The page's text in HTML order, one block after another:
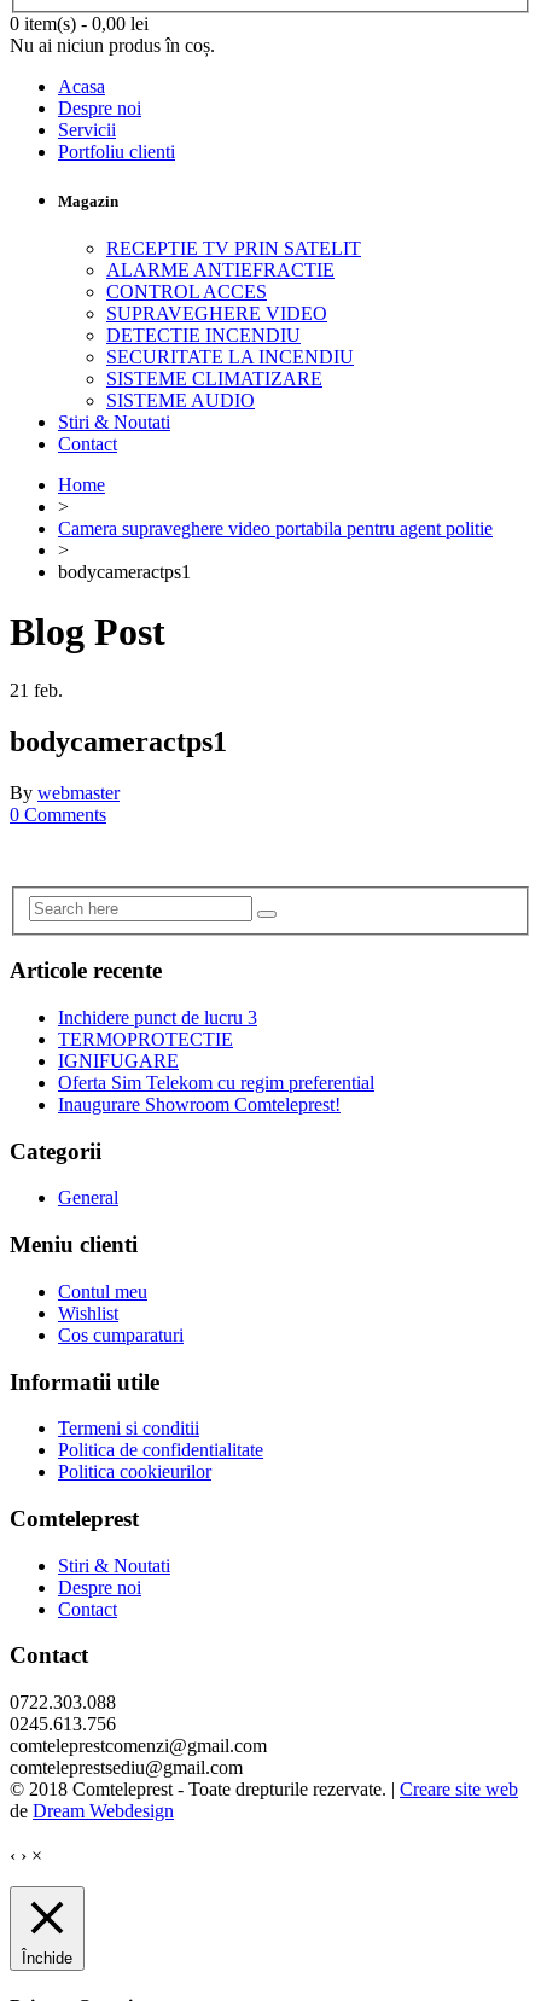
0 item(s) - 0,00 lei
Nu ai niciun produs în coș.
Acasa
Despre noi
Servicii
Portfoliu clienti
Magazin
RECEPTIE TV PRIN SATELIT
ALARME ANTIEFRACTIE
CONTROL ACCES
SUPRAVEGHERE VIDEO
DETECTIE INCENDIU
SECURITATE LA INCENDIU
SISTEME CLIMATIZARE
SISTEME AUDIO
Stiri & Noutati
Contact
Home
>
Camera supraveghere video portabila pentru agent politie
>
bodycameractps1
Blog Post
21 feb.
bodycameractps1
By webmaster
0 Comments
Articole recente
Inchidere punct de lucru 3
TERMOPROTECTIE
IGNIFUGARE
Oferta Sim Telekom cu regim preferential
Inaugurare Showroom Comteleprest!
Categorii
General
Meniu clienti
Contul meu
Wishlist
Cos cumparaturi
Informatii utile
Termeni si conditii
Politica de confidentialitate
Politica cookieurilor
Comteleprest
Stiri & Noutati
Despre noi
Contact
Contact
0722.303.088
0245.613.756
comteleprestcomenzi@gmail.com
comteleprestsediu@gmail.com
© 2018 Comteleprest - Toate drepturile rezervate. | Creare site web
de Dream Webdesign
‹ › ×
Închide